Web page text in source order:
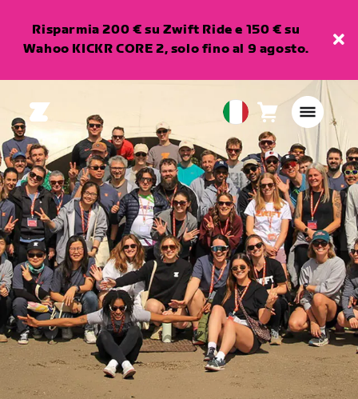
Risparmia 200 € su Zwift Ride e 150 € su
Wahoo KICKR CORE 2, solo fino al 9 agosto.
European
Union
Italiano
Carrello0
articoli